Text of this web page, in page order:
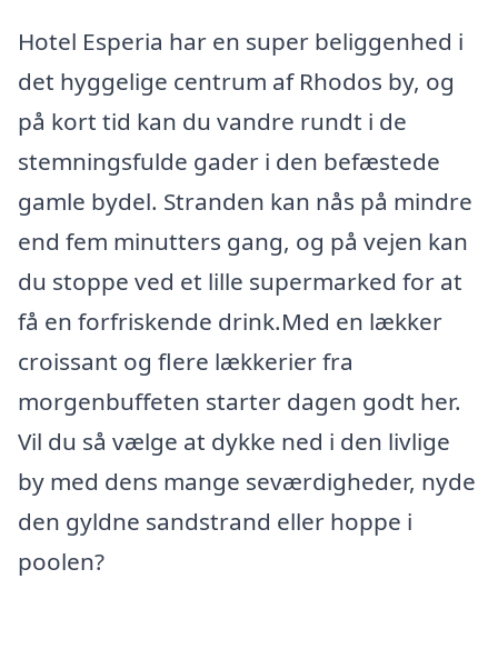
Hotel Esperia har en super beliggenhed i
det hyggelige centrum af Rhodos by, og
på kort tid kan du vandre rundt i de
stemningsfulde gader i den befæstede
gamle bydel. Stranden kan nås på mindre
end fem minutters gang, og på vejen kan
du stoppe ved et lille supermarked for at
få en forfriskende drink.Med en lækker
croissant og flere lækkerier fra
morgenbuffeten starter dagen godt her.
Vil du så vælge at dykke ned i den livlige
by med dens mange seværdigheder, nyde
den gyldne sandstrand eller hoppe i
poolen?